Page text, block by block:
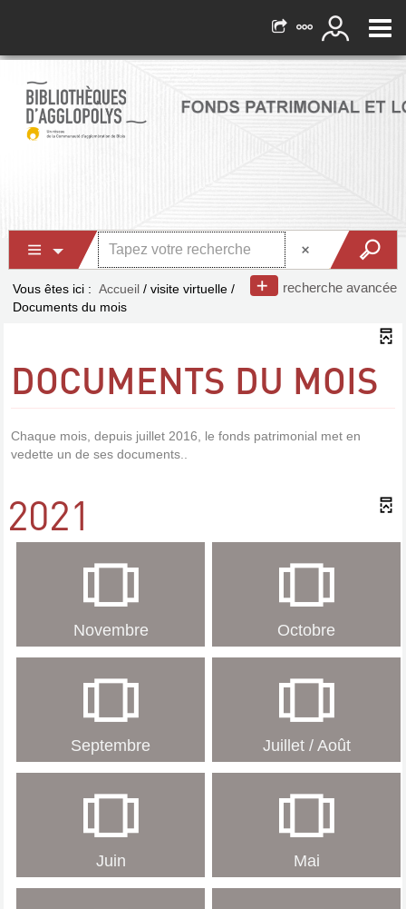
recherche avancée
Vous êtes ici : Accueil / visite virtuelle /
Documents du mois
DOCUMENTS DU MOIS
Chaque mois, depuis juillet 2016, le fonds patrimonial met en
vedette un de ses documents..
2021
Novembre Octobre
Septembre Juillet / Août
Juin Mai